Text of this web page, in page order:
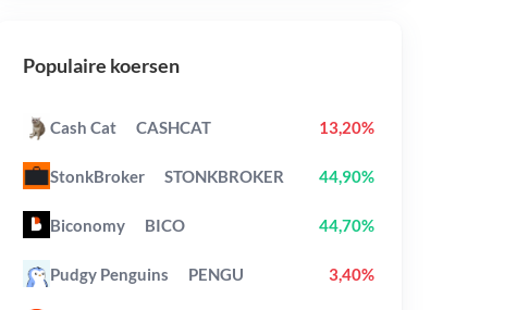
Populaire koersen
Cash Cat CASHCAT 13,20%
StonkBroker STONKBROKER 44,90%
Biconomy BICO 44,70%
Pudgy Penguins PENGU 3,40%